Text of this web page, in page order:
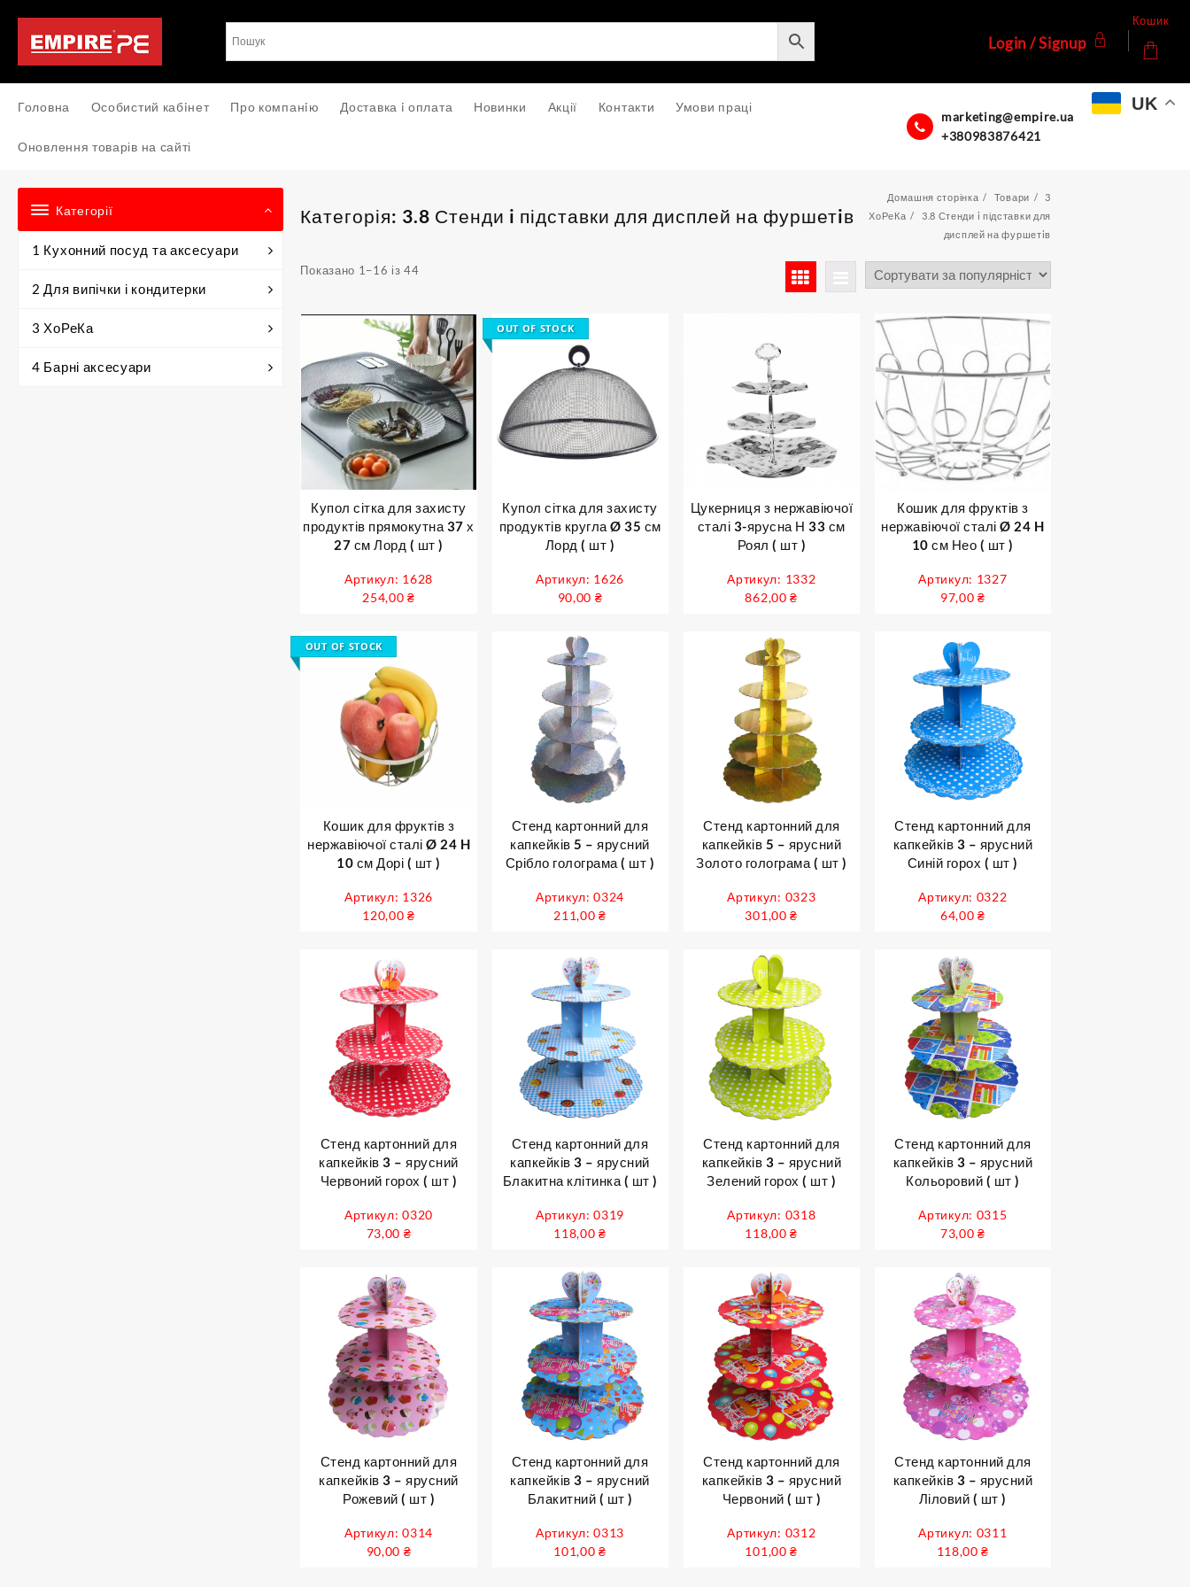
вмісту
Login / Signup
Кошик
UK
Головна Особистий кабiнет Про компанiю Доставка i оплата Новинки Акції Контакти Умови праці
Оновлення товарів на сайті
marketing@empire.ua
+380983876421
Категорії
1 Кухонний посуд та аксесуари
2 Для випічки і кондитерки
3 ХоРеКа
4 Барні аксесуари
Категорія: 3.8 Стенди i підставки для дисплей на фуршетiв
Домашня сторінка Товари
3
ХоРеКа
3.8 Стенди i підставки для
дисплей на фуршетiв
Показано 1–16 із 44Sorted
Купол сітка для захисту
продуктів прямокутна 37 х
27 см Лорд ( шт )
Артикул: 1628
254,00₴
OUT OF STOCK
Купол сітка для захисту
продуктів кругла Ø 35 см
Лорд ( шт )
Артикул: 1626
90,00 ₴
Цукерниця з нержавіючої
сталі 3-ярусна Н 33 см
Роял ( шт )
Артикул: 1332
862,00₴
Кошик для фруктів з
нержавіючої сталі Ø 24 H
10 см Нео ( шт )
Артикул: 1327
97,00₴
OUT OF STOCK
Кошик для фруктів з
нержавіючої сталі Ø 24 H
10 см Дорі ( шт )
Артикул: 1326
120,00₴
Стенд картонний для
капкейків 5 – ярусний
Срібло голограма ( шт )
Артикул: 0324
211,00₴
Стенд картонний для
капкейків 5 – ярусний
Золото голограма ( шт )
Артикул: 0323
301,00₴
Стенд картонний для
капкейків 3 – ярусний
Синій горох ( шт )
Артикул: 0322
64,00₴
Стенд картонний для
капкейків 3 – ярусний
Червоний горох ( шт )
Артикул: 0320
73,00 ₴
Стенд картонний для
капкейків 3 – ярусний
Блакитна клітинка ( шт )
Артикул: 0319
118,00₴
Стенд картонний для
капкейків 3 – ярусний
Зелений горох ( шт )
Артикул: 0318
118,00₴
Стенд картонний для
капкейків 3 – ярусний
Кольоровий ( шт )
Артикул: 0315
73,00₴
Стенд картонний для
капкейків 3 – ярусний
Рожевий ( шт )
Артикул: 0314
90,00 ₴
Стенд картонний для
капкейків 3 – ярусний
Блакитний ( шт )
Артикул: 0313
101,00₴
Стенд картонний для
капкейків 3 – ярусний
Червоний ( шт )
Артикул: 0312
101,00₴
Стенд картонний для
капкейків 3 – ярусний
Ліловий ( шт )
Артикул: 0311
118,00₴